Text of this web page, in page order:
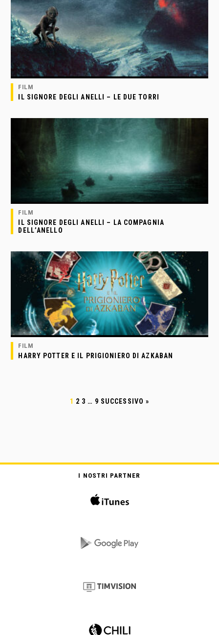
FILM
IL SIGNORE DEGLI ANELLI – LE DUE TORRI
FILM
IL SIGNORE DEGLI ANELLI – LA COMPAGNIA
DELL’ANELLO
FILM
HARRY POTTER E IL PRIGIONIERO DI AZKABAN
1 2 3 … 9 SUCCESSIVO »
I NOSTRI PARTNER